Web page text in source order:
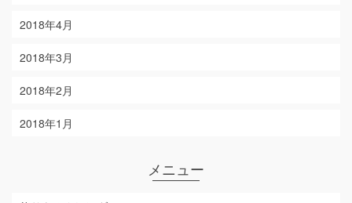
2018年4月
2018年3月
2018年2月
2018年1月
メニュー